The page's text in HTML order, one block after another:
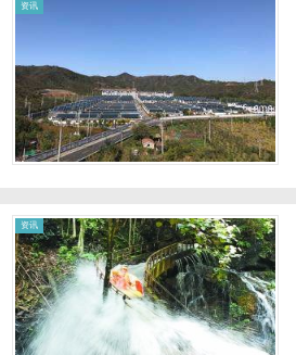
资讯
资讯